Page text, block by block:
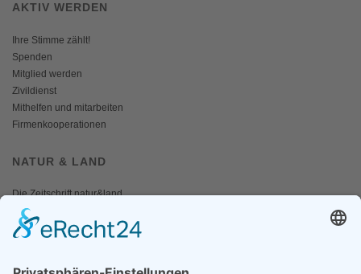
AKTIV WERDEN
Ihre Stimme zählt!
Spenden
Mitglied werden
Zivildienst
Mithelfen und mitarbeiten
Firmenkooperationen
NATUR & LAND
Die Zeitschrift natur&land
Archiv
Mediadaten